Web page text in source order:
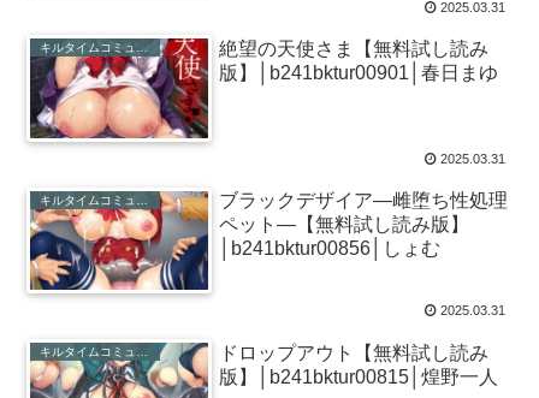
2025.03.31
キルタイムコミュニケーション
絶望の天使さま【無料試し読み
版】│b241bktur00901│春日まゆ
2025.03.31
ブラックデザイア―雌堕ち性処理
ペット―【無料試し読み版】
│b241bktur00856│しょむ
2025.03.31
ドロップアウト【無料試し読み
版】│b241bktur00815│煌野一人